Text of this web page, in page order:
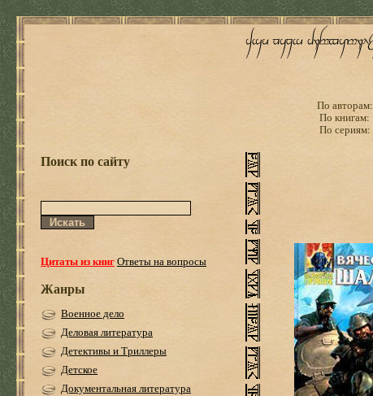
По авторам:
По книгам:
По сериям:
Поиск по сайту
Цитаты из книгОтветы на вопросы
Жанры
Военное дело
Деловая литература
Детективы и Триллеры
Детское
Документальная литература